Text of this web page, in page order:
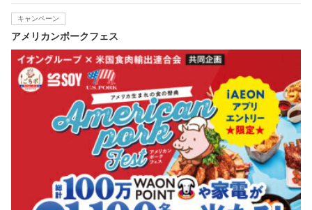
キャンペーン
アメリカンポークフェス